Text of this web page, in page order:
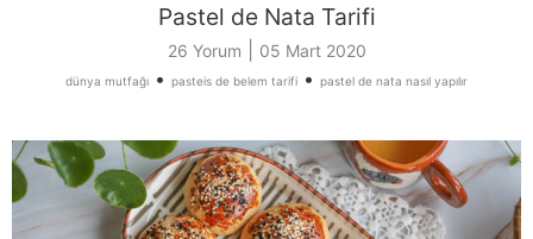
Pastel de Nata Tarifi
26 Yorum 05 Mart 2020
dünya mutfağı • pasteis de belem tarifi • pastel de nata nasıl yapılır